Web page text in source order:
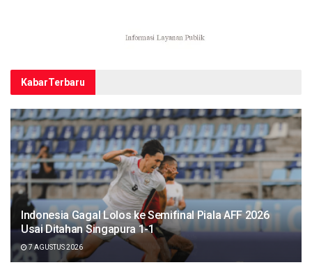
KabarTerbaru
Indonesia Gagal Lolos ke Semifinal Piala AFF 2026
Usai Ditahan Singapura 1-1
7 AGUSTUS 2026